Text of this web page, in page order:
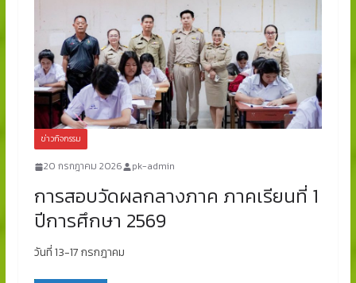
ข่าวกิจกรรม
20 กรกฎาคม 2026 pk-admin
การสอบวัดผลกลางภาค ภาคเรียนที่ 1
ปีการศึกษา 2569
วันที่ 13-17 กรกฎาคม